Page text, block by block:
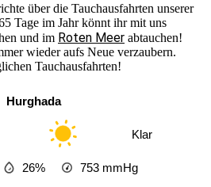
über die Tauchausfahrten unserer
Tage im Jahr könnt ihr mit uns
und im Roten Meer abtauchen!
wieder aufs Neue verzaubern.
Tauchausfahrten!
Hurghada
Klar
26% 753 mmHg